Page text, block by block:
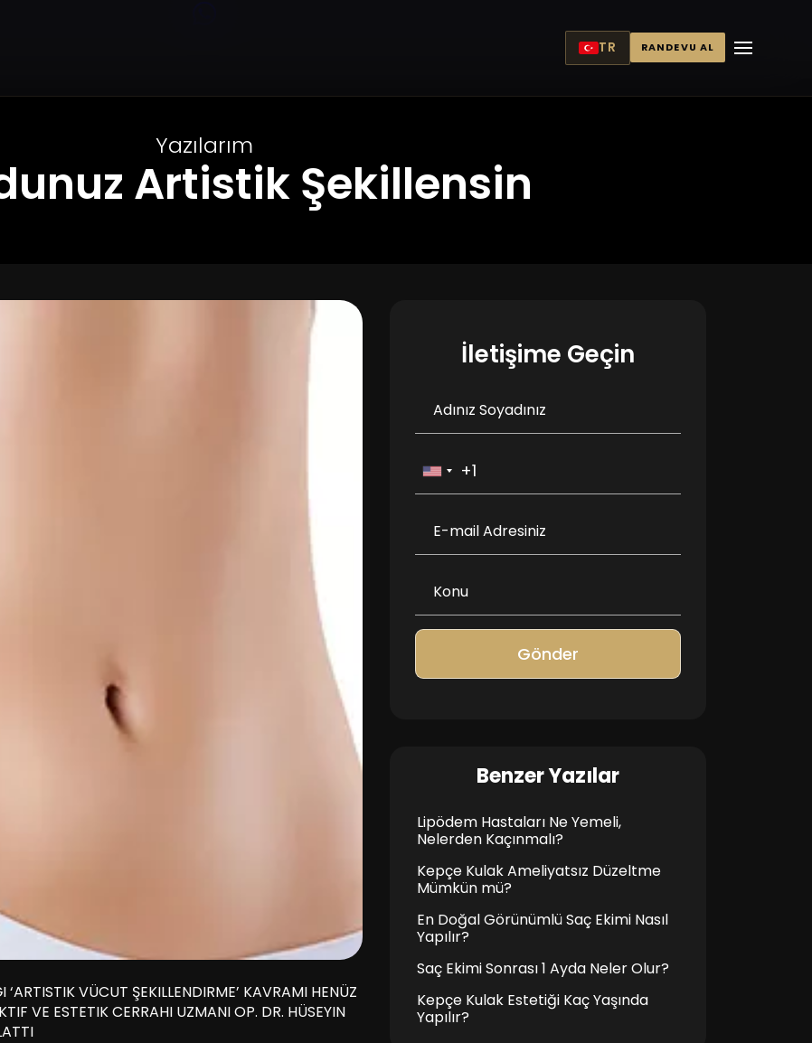
TR RANDEVU AL
Yazılarım
Artistik Şekillensin
VÜCUT ŞEKILLENDIRME’ KAVRAMI HENÜZ
VE ESTETIK CERRAHI UZMANI OP. DR. HÜSEYIN
İletişime Geçin
Gönder
Benzer Yazılar
Lipödem Hastaları Ne Yemeli,
Nelerden Kaçınmalı?
Kepçe Kulak Ameliyatsız Düzeltme
Mümkün mü?
En Doğal Görünümlü Saç Ekimi Nasıl
Yapılır?
Saç Ekimi Sonrası 1 Ayda Neler Olur?
Kepçe Kulak Estetiği Kaç Yaşında
Yapılır?